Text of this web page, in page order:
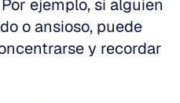
ejemplo, si alguien
o ansioso, puede
y recordar